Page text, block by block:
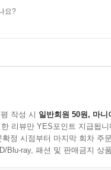
정보 매체로 대접받기
좌 콘텐츠로 모습을 바
만나며 진화하고 있다.
역사책이 또 있을까?
요?
작성 시 일반회원 50원, 마니
리뷰만 YES포인트 지급됩니
정 시점부터 마지막 회차 주
Blu-ray, 패션 및 판매금지 상